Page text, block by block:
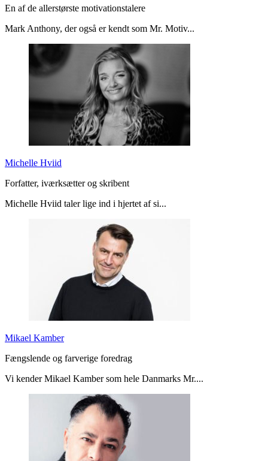
En af de allerstørste motivationstalere
Mark Anthony, der også er kendt som Mr. Motiv...
Michelle Hviid
Forfatter, iværksætter og skribent
Michelle Hviid taler lige ind i hjertet af si...
Mikael Kamber
Fængslende og farverige foredrag
Vi kender Mikael Kamber som hele Danmarks Mr....